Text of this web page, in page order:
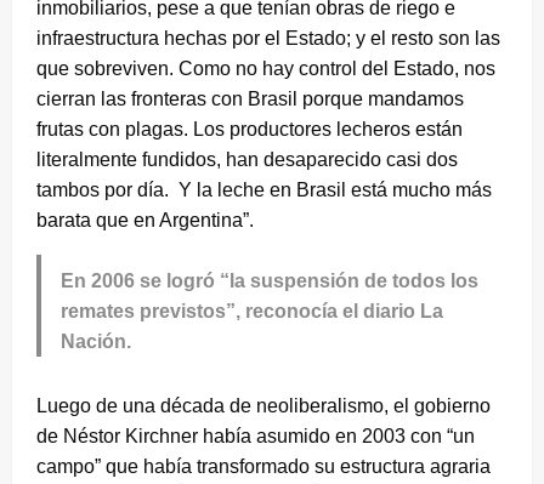
inmobiliarios, pese a que tenían obras de riego e
infraestructura hechas por el Estado; y el resto son las
que sobreviven. Como no hay control del Estado, nos
cierran las fronteras con Brasil porque mandamos
frutas con plagas. Los productores lecheros están
literalmente fundidos, han desaparecido casi dos
tambos por día. Y la leche en Brasil está mucho más
barata que en Argentina”.
En 2006 se logró “la suspensión de todos los
remates previstos”, reconocía el diario La
Nación.
Luego de una década de neoliberalismo, el gobierno
de Néstor Kirchner había asumido en 2003 con “un
campo” que había transformado su estructura agraria